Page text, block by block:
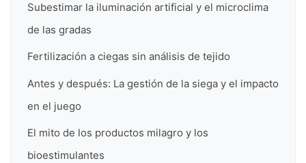
Subestimar la iluminación artificial y el microclima
de las gradas
Fertilización a ciegas sin análisis de tejido
Antes y después: La gestión de la siega y el impacto
en el juego
El mito de los productos milagro y los
bioestimulantes